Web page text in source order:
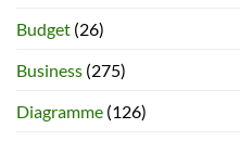
Budget (26)
Business (275)
Diagramme (126)